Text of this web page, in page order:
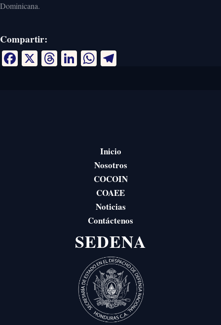
Dominicana.
Compartir:
Facebook
X Threads
LinkedIn
WhatsApp
Inicio
Nosotros
COCOIN
COAEE
Noticias
Contáctenos
SEDENA